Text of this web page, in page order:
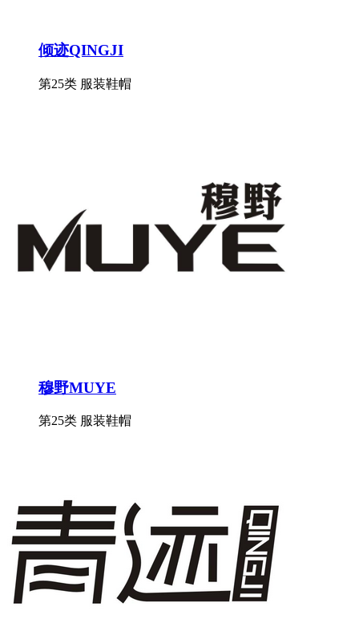
倾迹QINGJI
第25类 服装鞋帽
穆野MUYE
第25类 服装鞋帽